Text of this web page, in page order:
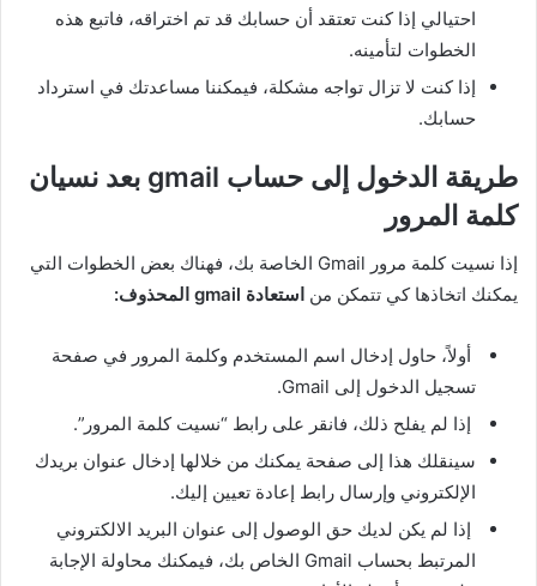
احتيالي إذا كنت تعتقد أن حسابك قد تم اختراقه، فاتبع هذه
الخطوات لتأمينه.
إذا كنت لا تزال تواجه مشكلة، فيمكننا مساعدتك في استرداد
حسابك.
طريقة الدخول إلى حساب gmail بعد نسيان
كلمة المرور
إذا نسيت كلمة مرور Gmail الخاصة بك، فهناك بعض الخطوات التي
يمكنك اتخاذها كي تتمكن من استعادة gmail المحذوف:
أولاً، حاول إدخال اسم المستخدم وكلمة المرور في صفحة
تسجيل الدخول إلى Gmail.
إذا لم يفلح ذلك، فانقر على رابط “نسيت كلمة المرور”.
سينقلك هذا إلى صفحة يمكنك من خلالها إدخال عنوان بريدك
الإلكتروني وإرسال رابط إعادة تعيين إليك.
إذا لم يكن لديك حق الوصول إلى عنوان البريد الالكتروني
المرتبط بحساب Gmail الخاص بك، فيمكنك محاولة الإجابة